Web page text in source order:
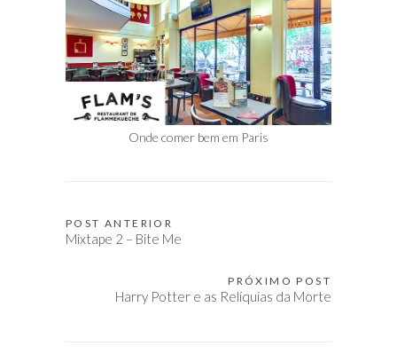
Onde comer bem em Paris
Navegação
POST ANTERIOR
Mixtape 2 – Bite Me
PRÓXIMO POST
Harry Potter e as Relíquias da Morte